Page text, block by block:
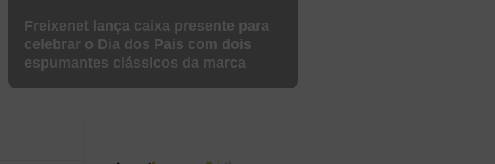
Freixenet lança caixa presente para
celebrar o Dia dos Pais com dois
espumantes clássicos da marca